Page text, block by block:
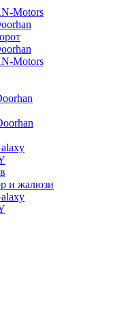
Motors
Motors
и жалюзи